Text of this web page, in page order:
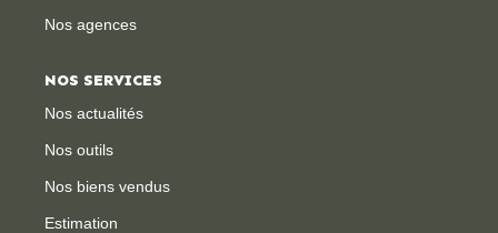
Nos agences
NOS SERVICES
Nos actualités
Nos outils
Nos biens vendus
Estimation